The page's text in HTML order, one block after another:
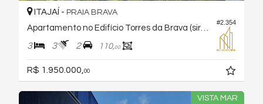
#2.354
ITAJAÍ - PRAIA BRAVA
3 3 2 110,00
R$ 1.950.000, 00
VISTA MAR